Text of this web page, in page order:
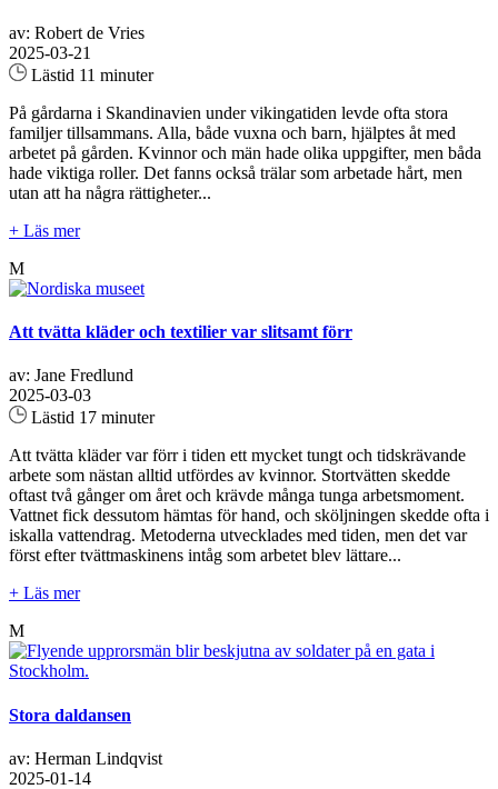
av: Robert de Vries
2025-03-21
Lästid 11 minuter
På gårdarna i Skandinavien under vikingatiden levde ofta stora
familjer tillsammans. Alla, både vuxna och barn, hjälptes åt med
arbetet på gården. Kvinnor och män hade olika uppgifter, men båda
hade viktiga roller. Det fanns också trälar som arbetade hårt, men
utan att ha några rättigheter...
+ Läs mer
M
Att tvätta kläder och textilier var slitsamt förr
av: Jane Fredlund
2025-03-03
Lästid 17 minuter
Att tvätta kläder var förr i tiden ett mycket tungt och tidskrävande
arbete som nästan alltid utfördes av kvinnor. Stortvätten skedde
oftast två gånger om året och krävde många tunga arbetsmoment.
Vattnet fick dessutom hämtas för hand, och sköljningen skedde ofta i
iskalla vattendrag. Metoderna utvecklades med tiden, men det var
först efter tvättmaskinens intåg som arbetet blev lättare...
+ Läs mer
M
Stora daldansen
av: Herman Lindqvist
2025-01-14